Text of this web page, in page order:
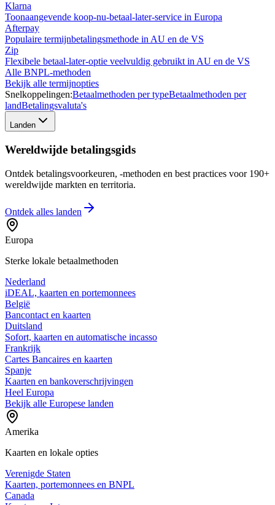
Klarna
Toonaangevende koop-nu-betaal-later-service in Europa
Afterpay
Populaire termijnbetalingsmethode in AU en de VS
Zip
Flexibele betaal-later-optie veelvuldig gebruikt in AU en de VS
Alle BNPL-methoden
Bekijk alle termijnopties
Snelkoppelingen:Betaalmethoden per typeBetaalmethoden per
landBetalingsvaluta's
Landen
Wereldwijde betalingsgids
Ontdek betalingsvoorkeuren, -methoden en best practices voor 190+
wereldwijde markten en territoria.
Ontdek alles landen
Europa
Sterke lokale betaalmethoden
Nederland
iDEAL, kaarten en portemonnees
België
Bancontact en kaarten
Duitsland
Sofort, kaarten en automatische incasso
Frankrijk
Cartes Bancaires en kaarten
Spanje
Kaarten en bankoverschrijvingen
Heel Europa
Bekijk alle Europese landen
Amerika
Kaarten en lokale opties
Verenigde Staten
Kaarten, portemonnees en BNPL
Canada